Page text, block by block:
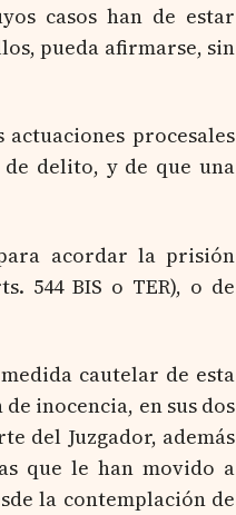
casos han de estar
pueda afirmarse, sin
procesales
delito, y de que una
acordar la prisión
544 BIS o TER), o de
cautelar de esta
inocencia, en sus dos
del Juzgador, además
que le han movido a
la contemplación de